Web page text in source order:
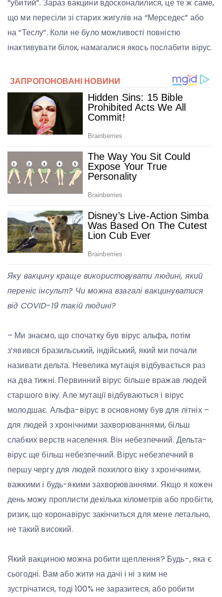
“убитий”. Зараз вакцини вдосконалилися, це те ж саме,
що ми пересіли зі старих жигулів на “Мерседес” або
на “Теслу”. Коли не було можливості повністю
інактивувати білок, намагалися якось послабити вірус.
Яку вакцину краще використовувати людині, який
переніс інсульт? Чи можна взагалі вакцинуватися
від COVID-19 такій людині?
– Ми знаємо, що спочатку був вірус альфа, потім
з’явився бразильський, індійський, який ми почали
називати дельта. Невелика мутація відбувається раз
на два тижні. Первинний вірус більше вражав людей
старшого віку. Але мутації відбуваються і вірус
молодшає. Альфа-вірус в основному був для літніх –
для людей з хронічними захворюваннями, більш
слабких верств населення. Він небезпечний. Дельта-
вірус ще більш небезпечний. Вірус небезпечний в
першу чергу для людей похилого віку з хронічними,
важкими і будь-якими захворюваннями. Якщо я кожен
день можу проплисти декілька кілометрів або пробігти,
ризик, що коронавірус закінчиться для мене летально,
не такий високий.
Який вакциною можна робити щеплення? Будь-, яка є
сьогодні. Вам або жити на дачі і ні з ким не
зустрічатися, тоді 100% не заразитеся, або робити